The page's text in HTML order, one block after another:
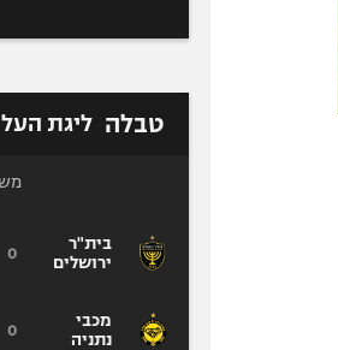
טבלה ליגת העל
בית"ר
ירושלים
מכבי
נתניה
0
0